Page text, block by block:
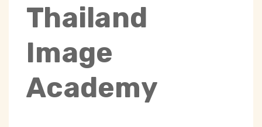
Thailand
Image
Academy